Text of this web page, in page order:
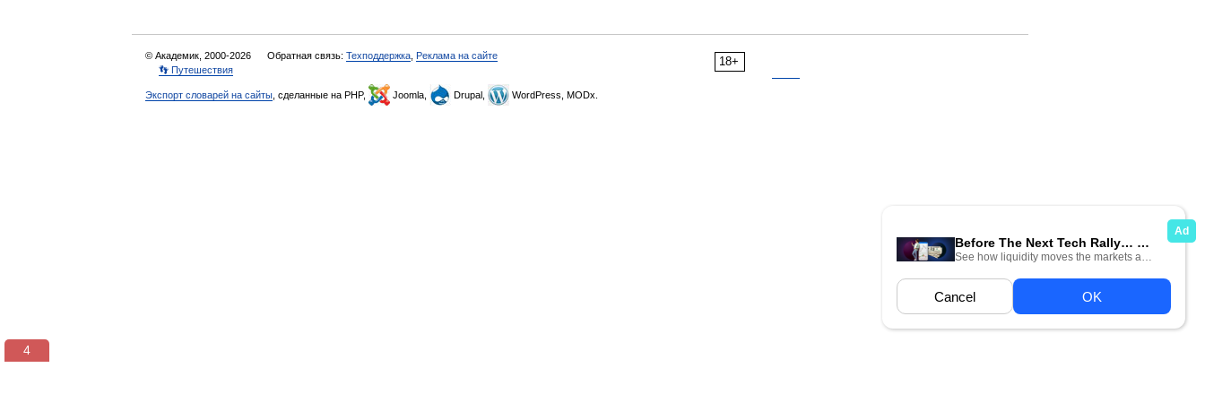
18+
© Академик, 2000-2026 Обратная связь: Техподдержка Реклама на сайте
👣 Путешествия
Экспорт словарей на сайты , сделанные на PHP, Joomla, Drupal, WordPress, MODx.
3